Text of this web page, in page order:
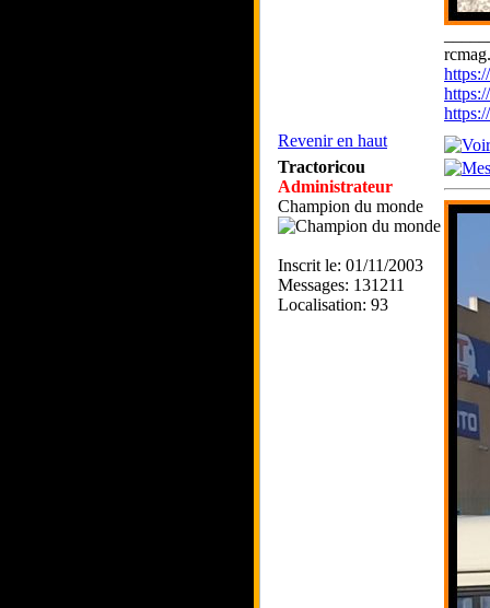
Revenir en haut
Tractoricou
Administrateur
Champion du monde
Inscrit le: 01/11/2003
Messages: 131211
Localisation: 93